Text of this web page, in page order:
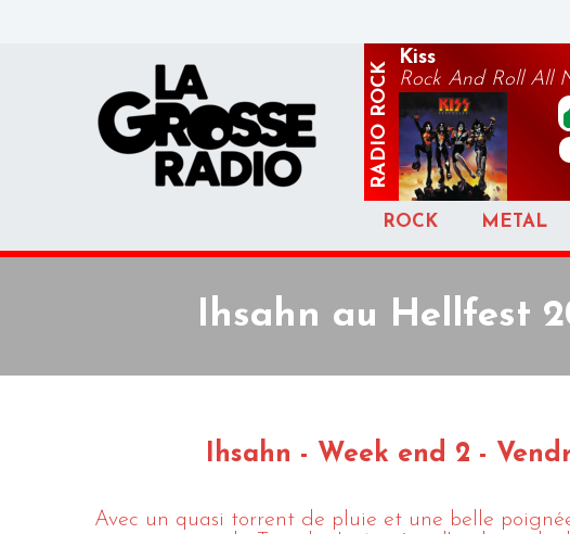
RADIO
ROCK
Kiss
Rock And Roll All
ROCK METAL
Ihsahn au Hellfest
Ihsahn - Week end 2 -
Avec un quasi torrent de pluie et une belle